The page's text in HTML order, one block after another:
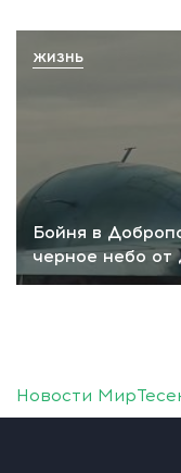
Бойня в
черное небо от
ЖИЗНЬ
Новости